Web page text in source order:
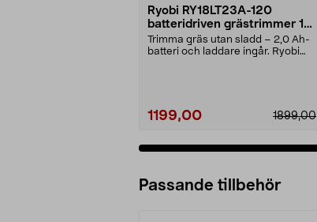
Ryobi RY18LT23A-120
batteridriven grästrimmer 18
V
Trimma gräs utan sladd – 2,0 Ah-
batteri och laddare ingår. Ryobi
1199,00 1899,00
Passande tillbehör